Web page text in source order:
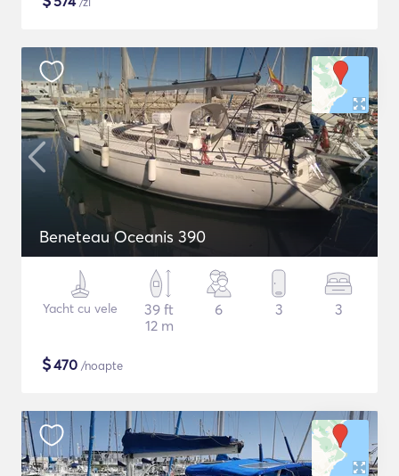
Beneteau Oceanis 390
Yacht cu vele
39 ft
12 m
6 3 3
$470 /noapte